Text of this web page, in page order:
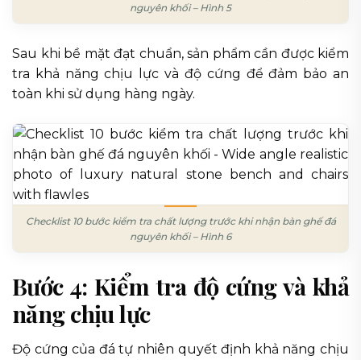
nguyên khối – Hình 5
Sau khi bề mặt đạt chuẩn, sản phẩm cần được kiểm
tra khả năng chịu lực và độ cứng để đảm bảo an
toàn khi sử dụng hàng ngày.
Checklist 10 bước kiểm tra chất lượng trước khi nhận bàn ghế đá
nguyên khối – Hình 6
Bước 4: Kiểm tra độ cứng và khả
năng chịu lực
Độ cứng của đá tự nhiên quyết định khả năng chịu